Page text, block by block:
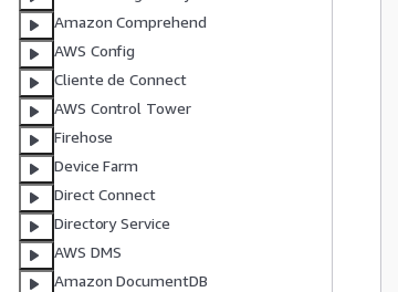
Amazon Comprehend
AWS Config
Cliente de Connect
AWS Control Tower
Firehose
Device Farm
Direct Connect
Directory Service
AWS DMS
Amazon DocumentDB